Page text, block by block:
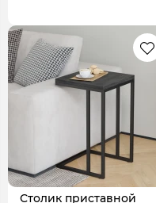
Столик приставной